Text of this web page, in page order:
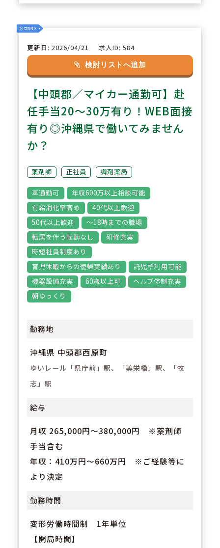
沖縄県最大手調剤薬局です。「沖
縄初」のサービス提供に積極的に
取り組んでおり、薬局でドリンク
サービスや健康サポート薬をす
る"コンシェルジュ"を配置。事務
スタッフやフロアスタッフを多く
POINT3
年間休日118日♪有給消化率は9
7％以上！時間単位で有給取得が
可能。「お昼寝スペース制度」が
あり、各店舗に休憩時に横になっ
てお昼寝ができるスペースも用意
されております。
更新日: 2026/04/21 求人ID: 584
検討リストへ追加
【中頭郡／マイカー通勤可】赴
任手当20～30万有り！WEB面接
有り◎沖縄県で働いてみません
か？
薬剤師 正社員 調剤薬局
車通勤可
年収600万以上相談可能
有給消化率高め
40代以上歓迎
50代以上歓迎
～18時までの職場
転居を伴う転勤なし
研修充実
時短社員制度あり
育児休暇からの復帰実績あり
託児所利用可能
機器設備充実
60歳以上可
ヘルプ体制充実
朝ゆっくり
勤務地
沖縄県 中頭郡西原町
ゆいレール「県庁前」駅、「美栄橋」駅、「牧
志」駅
給与
月収 265,000円～380,000円 ※薬剤師
手当含む
年収：410万円～660万円 ※ご経験等に
より決定
勤務時間
変形労働時間制 1年単位
【開局時間】